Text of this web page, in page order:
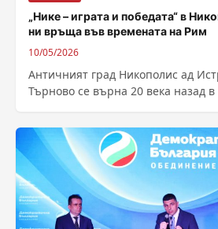
„Нике – играта и победата“ в
ни връща във времената на Рим
10/05/2026
Античният град Никополис ад
Търново се върна 20 века назад в